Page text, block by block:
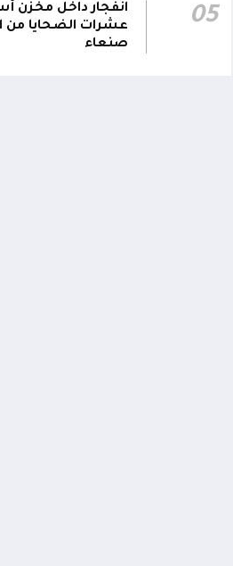
05
انفجار داخل مخزن
عشرات الضحايا من
صنعاء